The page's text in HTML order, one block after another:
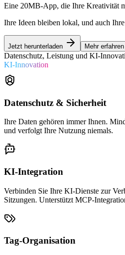
Eine 20MB-App, die Ihre Kreativität
Ihre Ideen bleiben lokal, und auch
Jetzt herunterladen Mehr erfahren
Datenschutz, Leistung und KI-
KI-Innovation
Datenschutz & Sicherheit
Ihre Daten gehören immer Ihnen.
und verfolgt Ihre Nutzung niemals.
KI-Integration
Verbinden Sie Ihre KI-Dienste zur
Sitzungen. Unterstützt MCP-
Tag-Organisation